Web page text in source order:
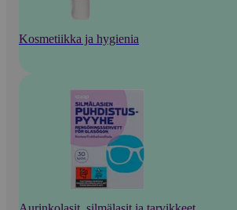
Kosmetiikka ja hygienia